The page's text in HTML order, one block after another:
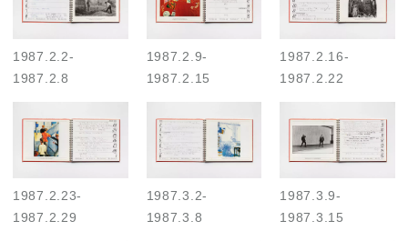
1987.2.2-
1987.2.8
1987.2.9-
1987.2.15
1987.2.16-
1987.2.22
1987.2.23-
1987.2.29
1987.3.2-
1987.3.8
1987.3.9-
1987.3.15